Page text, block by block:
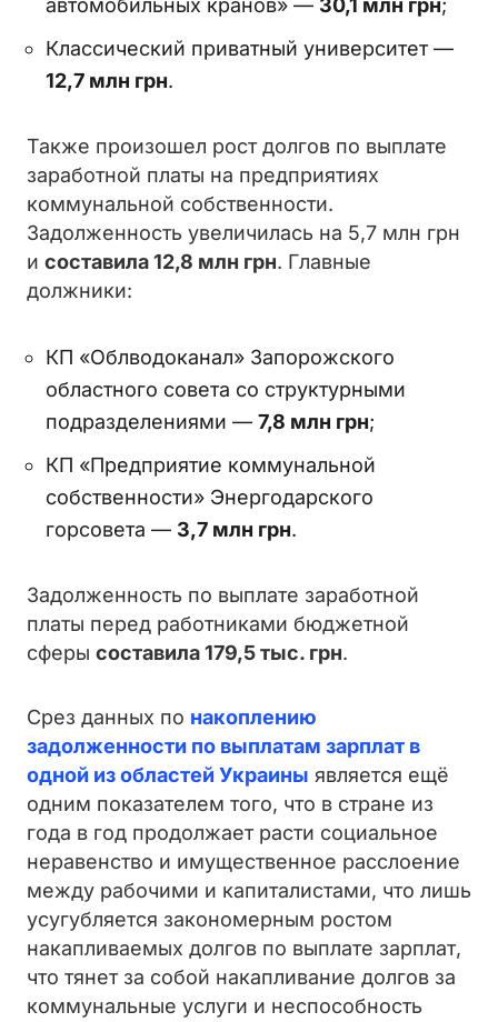
автомобильных кранов» — 30,1 млн грн;
Классический приватный университет —
12,7 млн грн.
Также произошел рост долгов по выплате
заработной платы на предприятиях
коммунальной собственности.
Задолженность увеличилась на 5,7 млн грн
и составила 12,8 млн грн. Главные
должники:
КП «Облводоканал» Запорожского
областного совета со структурными
подразделениями — 7,8 млн грн;
КП «Предприятие коммунальной
собственности» Энергодарского
горсовета — 3,7 млн грн.
Задолженность по выплате заработной
платы перед работниками бюджетной
сферы составила 179,5 тыс. грн.
Срез данных по накоплению
задолженности по выплатам зарплат в
одной из областей Украины является ещё
одним показателем того, что в стране из
года в год продолжает расти социальное
неравенство и имущественное расслоение
между рабочими и капиталистами, что лишь
усугубляется закономерным ростом
накапливаемых долгов по выплате зарплат,
что тянет за собой накапливание долгов за
коммунальные услуги и неспособность